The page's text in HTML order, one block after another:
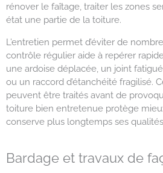
rénover le faîtage, traiter les zones
état une partie de la toiture.
L’entretien permet d’éviter de
contrôle régulier aide à repérer
une ardoise déplacée, un joint
ou un raccord d’étanchéité fragilisé.
peuvent être traités avant de
toiture bien entretenue protège
conserve plus longtemps ses
Bardage et travaux de